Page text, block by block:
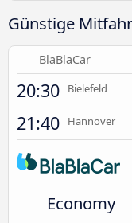
Günstige
BlaBlaCar
20:30 Bielefeld
21:40 Hannover
Economy